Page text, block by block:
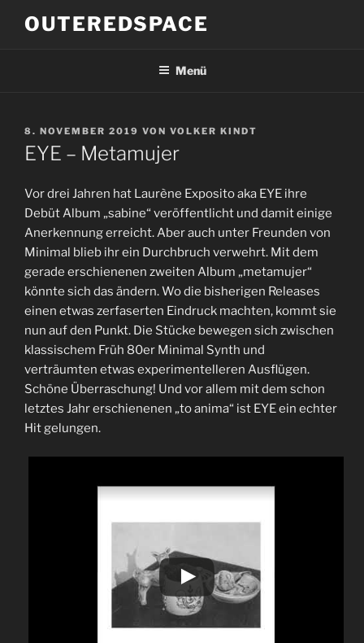
InhaltOUTEREDSPACE
Menü
VERÖFFENTLICHT
AM
8. NOVEMBER 2019 VON VOLKER KINDT
EYE – Metamujer
Vor drei Jahren hat Laurène Exposito aka EYE ihre
Debüt Album „sabine“ veröffentlicht und damit einige
Anerkennung erreicht. Aber auch unter Freunden von
Minimal blieb ihr ein Durchbruch verwehrt. Mit dem
gerade erschienenen zweiten Album „metamujer“
könnte sich das ändern. Wo die bisherigen Releases
einen etwas zerfaserten Eindruck machten, kommt sie
nun auf den Punkt. Die Stücke bewegen sich zwischen
klassischem Früh 80er Minimal Synth und
verträumten etwas experimentelleren Ausflügen.
Schöne Überraschung! Und vor allem mit dem schon
letztes Jahr erschienenen „to anima“ ist EYE ein echter
Hit gelungen.